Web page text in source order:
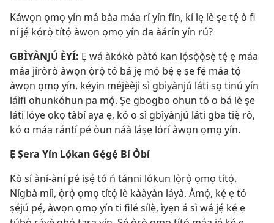
Káwọn ọmọ yín má bàa máa rí yín fín, kí lẹ lè ṣe tẹ́ ò fi
ní jẹ́ kọ́rọ̀ títọ́ àwọn ọmọ yín da àárín yín rú?
GBÌYÀNJÚ ÈYÍ: Ẹ wá àkókò pàtó kan lọ́sọ̀ọ̀sẹ̀ tẹ́ ẹ máa
máa jíròrò àwọn ọ̀rọ̀ tó bá jẹ mọ́ bẹ́ ẹ ṣe fẹ́ máa tọ́
àwọn ọmọ yín, kẹ́yin méjèèjì sì gbìyànjú láti sọ tinú yín
láìfi ohunkóhun pa mọ́. Ṣe gbogbo ohun tó o bá lè ṣe
láti lóye ọkọ tàbí aya ẹ, kó o sì gbìyànjú láti gba tiẹ̀ rò,
kó o máa rántí pé òun náà láṣẹ lórí àwọn ọmọ yín.
Ẹ Ṣera Yín Lọ́kan Gẹ́gẹ́ Bí Òbí
Kò sí àní-àní pé iṣẹ́ tó ń tánni lókun lọ̀rọ̀ ọmọ títọ́.
Nígbà míì, ọ̀rọ̀ ọmọ títọ́ lè kààyàn láyà. Àmọ́, kẹ́ ẹ tó
ṣẹ́jú pẹ́, àwọn ọmọ yín ti filé sílẹ̀, ìyẹn á sì wá jẹ́ kẹ́ ẹ